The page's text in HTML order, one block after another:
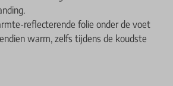
reflecterende folie onder de voet
warm, zelfs tijdens de koudste